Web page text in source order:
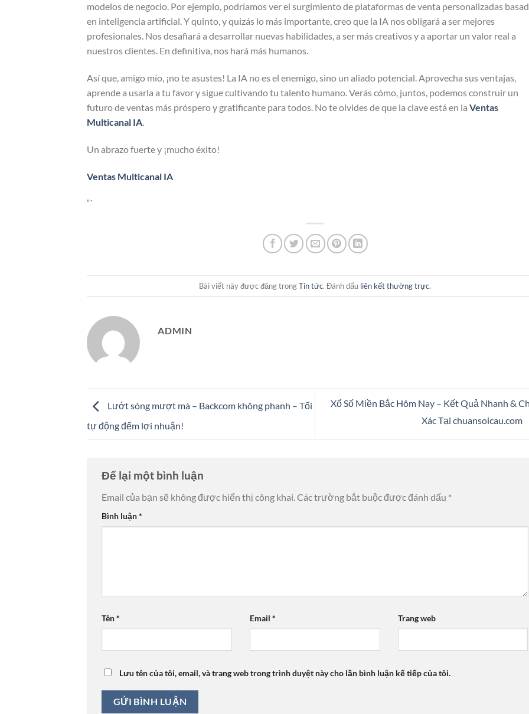
modelos de negocio. Por ejemplo, podríamos ver el surgimiento de plataformas de venta personalizadas
en inteligencia artificial. Y quinto, y quizás lo más importante, creo que la IA nos obligará a ser mejores
profesionales. Nos desafiará a desarrollar nuevas habilidades, a ser más creativos y a aportar un valor real a
nuestros clientes. En definitiva, nos hará más humanos.
Así que, amigo mío, ¡no te asustes! La IA no es el enemigo, sino un aliado potencial. Aprovecha sus ventajas,
aprende a usarla a tu favor y sigue cultivando tu talento humano. Verás cómo, juntos, podemos construir un
futuro de ventas más próspero y gratificante para todos. No te olvides de que la clave está en la Ventas
Multicanal IA.
Un abrazo fuerte y ¡mucho éxito!
Ventas Multicanal IA
“`
Bài viết này được đăng trongTin tức. Đánh dấu liên kết thường trực.
ADMIN
Lướt sóng mượt mà – Backcom không phanh – Tối
tự động đếm lợi nhuận!
Xổ Số Miền Bắc Hôm Nay – Kết Quả Nhanh &
Xác Tại chuansoicau.com
Để lại một bình luận
Email của bạn sẽ không được hiển thị công khai.Các trường bắt buộc được đánh dấu *
Bình luận*
Tên* Email * Trang web
Lưu tên của tôi, email, và trang web trong trình duyệt này cho lần bình luận kế tiếp của tôi.